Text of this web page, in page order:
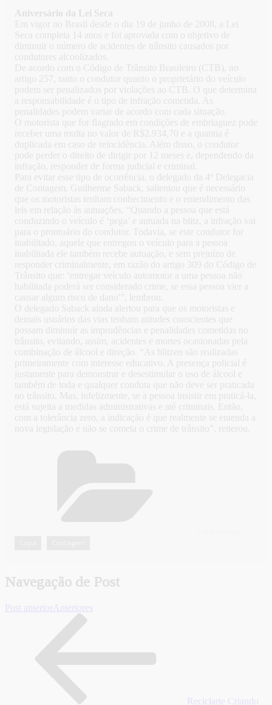
Aniversário da Lei Seca
Em vigor no Brasil desde o dia 19 de junho de 2008, a Lei
Seca completa 14 anos e foi aprovada com o objetivo de
diminuir o número de acidentes de trânsito causados por
condutores alcoolizados.
De acordo com o Código de Trânsito Brasileiro (CTB), no
artigo 257, tanto o condutor quanto o proprietário do veículo
podem ser penalizados por violações ao CTB. O que determina
a responsabilidade é o tipo de infração cometida. As
penalidades podem variar de acordo com cada situação.
O motorista que for flagrado em condições de embriaguez pode
receber uma multa no valor de R$2.934,70 e a quantia é
duplicada em caso de reincidência. Além disso, o condutor
pode perder o direito de dirigir por 12 meses e, dependendo da
infração, responder de forma judicial e criminal.
Para evitar esse tipo de ocorrência, o delegado da 4º Delegacia
de Contagem, Guilherme Saback, salientou que é necessário
que os motoristas tenham conhecimento e o entendimento das
leis em relação às autuações. “Quando a pessoa que está
conduzindo o veículo é ‘pega’ e autuada na blitz, a infração vai
para o prontuário do condutor. Todavia, se este condutor for
inabilitado, aquele que entregou o veículo para a pessoa
inabilitada ele também recebe autuação, e sem prejuízo de
responder criminalmente, em razão do artigo 309 do Código de
Trânsito que: ‘entregar veículo automotor a uma pessoa não
habilitada poderá ser considerado crime, se essa pessoa vier a
causar algum risco de dano'”, lembrou.
O delegado Saback ainda alertou para que os motoristas e
demais usuários das vias tenham atitudes conscientes que
possam diminuir as imprudências e penalidades cometidas no
trânsito, evitando, assim, acidentes e mortes ocasionadas pela
combinação de álcool e direção. “As blitzen são realizadas
primeiramente com interesse educativo. A presença policial é
justamente para demonstrar e desestimular o uso de álcool e
também de toda e qualquer conduta que não deve ser praticada
no trânsito. Mas, infelizmente, se a pessoa insistir em praticá-la,
está sujeita a medidas administrativas e até criminais. Então,
com a tolerância zero, a indicação é que realmente se entenda a
nova legislação e não se cometa o crime de trânsito”, reiterou.
Navegação de Post
Post anterior Anteriores
Reciclarte Criando